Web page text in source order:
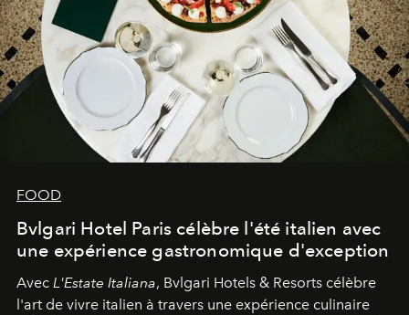
FOOD
Bvlgari Hotel Paris célèbre l'été italien avec
une expérience gastronomique d'exception
Avec L'Estate Italiana, Bvlgari Hotels & Resorts célèbre
l'art de vivre italien à travers une expérience culinaire